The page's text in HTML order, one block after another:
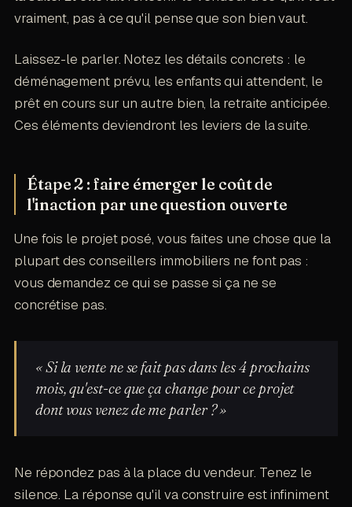
vraiment, pas à ce qu'il pense que son bien vaut.
Laissez-le parler. Notez les détails concrets : le
déménagement prévu, les enfants qui attendent, le
prêt en cours sur un autre bien, la retraite anticipée.
Ces éléments deviendront les leviers de la suite.
Étape 2 : faire émerger le coût de
l'inaction par une question ouverte
Une fois le projet posé, vous faites une chose que la
plupart des conseillers immobiliers ne font pas :
vous demandez ce qui se passe si ça ne se
concrétise pas.
« Si la vente ne se fait pas dans les 4 prochains
mois, qu'est-ce que ça change pour ce projet
dont vous venez de me parler ? »
Ne répondez pas à la place du vendeur. Tenez le
silence. La réponse qu'il va construire est infiniment